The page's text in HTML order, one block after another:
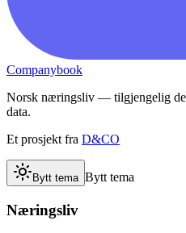
Companybook
Norsk næringsliv — tilgjengelig
data.
Et prosjekt fra D&CO
Bytt tema Bytt tema
Næringsliv